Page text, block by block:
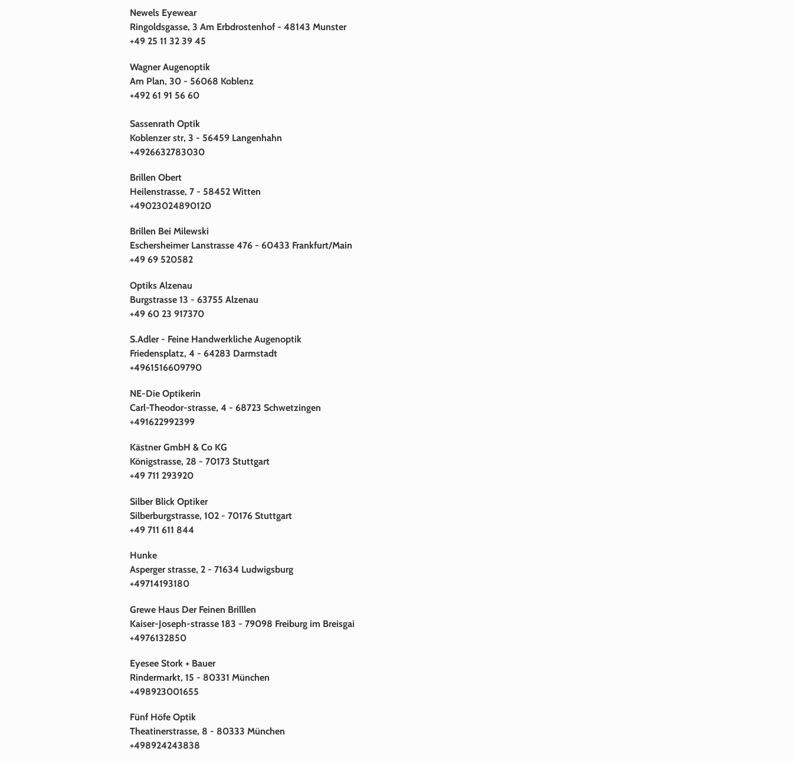
Newels Eyewear
Ringoldsgasse, 3 Am Erbdrostenhof - 48143 Munster
+49 25 11 32 39 45
Wagner Augenoptik
Am Plan, 30 - 56068 Koblenz
+492 61 91 56 60
Sassenrath Optik
Koblenzer str, 3 - 56459 Langenhahn
+4926632783030
Brillen Obert
Heilenstrasse, 7 - 58452 Witten
+49023024890120
Brillen Bei Milewski
Eschersheimer Lanstrasse 476 - 60433 Frankfurt/Main
+49 69 520582
Optiks Alzenau
Burgstrasse 13 - 63755 Alzenau
+49 60 23 917370
S.Adler - Feine Handwerkliche Augenoptik
Friedensplatz, 4 - 64283 Darmstadt
+4961516609790
NE-Die Optikerin
Carl-Theodor-strasse, 4 - 68723 Schwetzingen
+491622992399
Kästner GmbH & Co KG
Königstrasse, 28 - 70173 Stuttgart
+49 711 293920
Silber Blick Optiker
Silberburgstrasse, 102 - 70176 Stuttgart
+49 711 611 844
Hunke
Asperger strasse, 2 - 71634 Ludwigsburg
+49714193180
Grewe Haus Der Feinen Brilllen
Kaiser-Joseph-strasse 183 - 79098 Freiburg im Breisgai
+4976132850
Eyesee Stork + Bauer
Rindermarkt, 15 - 80331 München
+498923001655
Fünf Höfe Optik
Theatinerstrasse, 8 - 80333 München
+498924243838